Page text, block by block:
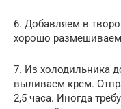
6. Добавляем в
хорошо
7. Из холодильника
выливаем крем.
2,5 часа. Иногда